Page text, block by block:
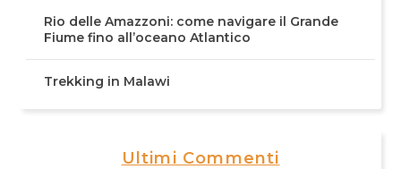
Rio delle Amazzoni: come navigare il Grande
Fiume fino all’oceano Atlantico
Trekking in Malawi
Ultimi Commenti